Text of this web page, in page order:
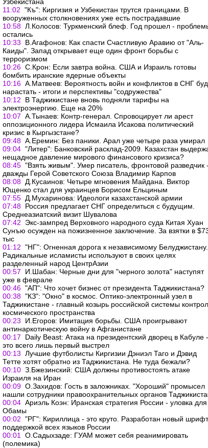
11:02 "Къ": Киргизия и Узбекистан трутся границами. В
вооруженных столкновениях уже есть пострадавшие
10:58 Л.Колосов: Туркменский блеф. Год прошел -
остались
10:33
В.Агафонов: Как спасти Счастливую Аравию от "Аль-
Каиды". Запад открывает еще один фронт борьбы с
терроризмом
10:26 С.Крон: Если завтра война. США и Израиль готовы
бомбить иранские ядерные объекты
10:16 А.Матвеев: Вероятность войн и конфликтов в СНГ
нарастать - итоги и перспективы "содружества"
10:12
В Таджикистане вновь подняли тарифы на
электроэнергию. Еще на 20%
10:07 А.Тынаев: Контр-генерал. Спровоцирует ли арест
оппозиционного лидера Исмаила Исакова политический
кризис в Кыргызстане?
09:48 А.Еремин: Без паники. Арал уже четыре раза умирал
09:04 "Литер": Банковский расклад-2009. Казахстан
нещадное давление мирового финансового кризиса?
08:45 "Взять живым". Умер писатель, фронтовой разведчик -
дважды Герой Советского Союза Владимир Карпов
08:08 Д.Кусаинов: Четыре мгновения Майдана. Виктор
Ющенко стал для украинцев Борисом Ельциным
07:55 Д.Мухаринова: Идеологи казахстанской армии
07:48 Россия предлагает СНГ определиться с будущим.
Среднеазиатский визит Шувалова
07:42
Экс-зампред Верховного народного суда Китая Хуан
Сунъю осужден на пожизненное заключение. За взятки в
тыс
01:12 "НГ": Огненная дорога к независимому Белуджистану.
Радикальные исламисты используют в своих целях
разделенный народ ЦентрАзии
00:57
И.Шабан: Черные дни для "черного золота" наступят
уже в феврале
00:46 "АП": Что хочет бизнес от президента Таджикистана?
00:38 "КЗ": "Окно" в космос. Оптико-электронный узел в
Таджикистане - главный козырь российской системы
космического пространства
00:23
И.Егоров: Имитация борьбы. США проигрывают
антинаркотическую войну в Афганистане
00:17
Daily Beast: Атака на президентский дворец в Кабуле -
это всего лишь первый выстрел
00:13 Лучшие футболисты Киргизии Дэниэл Таго и Дэвид
Тетте хотят обратно из Таджикистана. Не туда бежали?
00:10 З.Бжезинский: США должны противостоять атаке
Израиля на Иран
00:09 О.Захидов: Гость в заложниках. "Хороший" промысел
нашли сотрудники правоохранительных органов
00:04 Ариэль Коэн: Иранская стратегия России - уловка для
Обамы
00:02 "РГ": Кириллица - это круто. Разработан новый
поддержкой всех языков России
00:01
О.Садыхзаде: ГУАМ может себя реанимировать
(полемика)